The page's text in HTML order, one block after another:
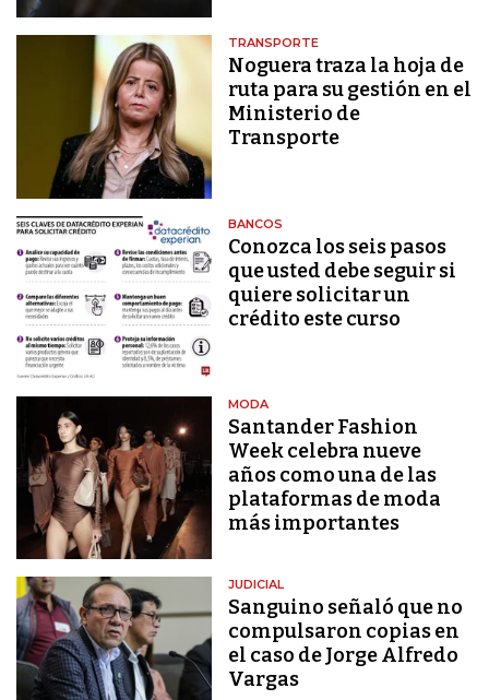
TRANSPORTE
Noguera traza la hoja de
ruta para su gestión en el
Ministerio de
Transporte
BANCOS
Conozca los seis pasos
que usted debe seguir si
quiere solicitar un
crédito este curso
MODA
Santander Fashion
Week celebra nueve
años como una de las
plataformas de moda
más importantes
JUDICIAL
Sanguino señaló que no
compulsaron copias en
el caso de Jorge Alfredo
Vargas